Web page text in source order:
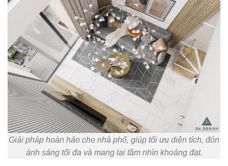
Giải pháp hoàn hảo cho nhà phố, giúp tối ưu diện tích, đón
ánh sáng tối đa và mang lại tầm nhìn khoáng đạt.